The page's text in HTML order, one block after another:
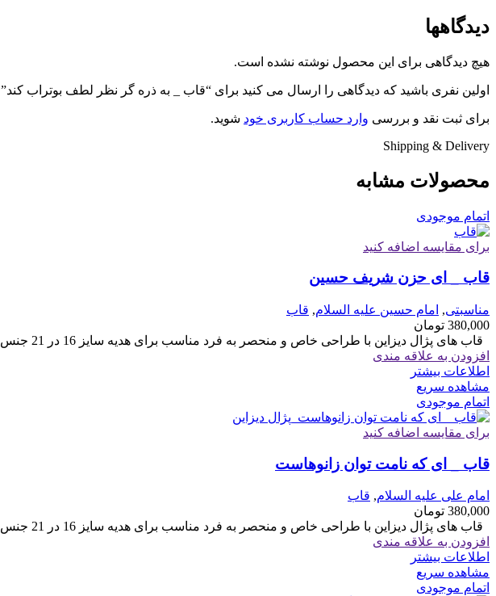
دیدگاهها
هیچ دیدگاهی برای این محصول نوشته نشده است.
اولین نفری باشید که دیدگاهی را ارسال می کنید برای “قاب _ به ذره گر نظر لطف بوتراب کند”
برای ثبت نقد و بررسی وارد حساب کاربری خود شوید.
Shipping & Delivery
محصولات مشابه
اتمام موجودی
برای مقایسه اضافه کنید
قاب _ ای حزن شریف حسین
مناسبتی, امام حسین علیه السلام, قاب
380,000 تومان
قاب های پژال دیزاین با طراحی خاص و منحصر به فرد مناسب برای هدیه سایز 16 در 21 جنس
افزودن به علاقه مندی
اطلاعات بیشتر
مشاهده سریع
اتمام موجودی
برای مقایسه اضافه کنید
قاب _ ای که نامت توان زانوهاست
امام علی علیه السلام, قاب
380,000 تومان
قاب های پژال دیزاین با طراحی خاص و منحصر به فرد مناسب برای هدیه سایز 16 در 21 جنس
افزودن به علاقه مندی
اطلاعات بیشتر
مشاهده سریع
اتمام موجودی